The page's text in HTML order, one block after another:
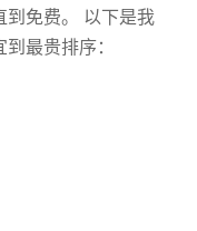
到免费。 以下是我
最贵排序：